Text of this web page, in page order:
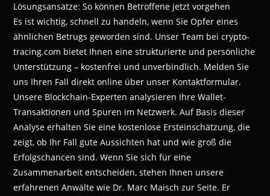
Lösungsansätze: So können Betroffene jetzt vorgehen
Es ist wichtig, schnell zu handeln, wenn Sie Opfer eines
ähnlichen Betrugs geworden sind. Unser Team bei crypto-
tracing.com bietet Ihnen eine strukturierte und persönliche
Unterstützung – kostenfrei und unverbindlich. Melden Sie
uns Ihren Fall direkt online über unser Kontaktformular.
Unsere Blockchain-Experten analysieren Ihre Wallet-
Transaktionen und Spuren im Netzwerk. Auf Basis dieser
Analyse erhalten Sie eine kostenlose Ersteinschätzung, die
zeigt, ob Ihr Fall gute Aussichten hat und wie groß die
Erfolgschancen sind. Wenn Sie sich für eine
Zusammenarbeit entscheiden, stehen Ihnen unsere
erfahrenen Anwälte wie Dr. Marc Maisch zur Seite. Er